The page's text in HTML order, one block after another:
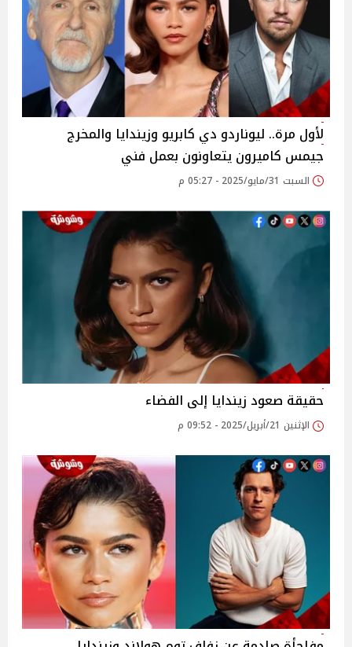
لأول مرة.. ليوناردو دي كابريو وزيندايا والمخرج
جيمس كاميرون يتعاونون بعمل فني
السبت 31/مايو/2025 - 05:27 م
حقيقة صعود زيندايا إلى الفضاء
الإثنين 21/أبريل/2025 - 09:52 م